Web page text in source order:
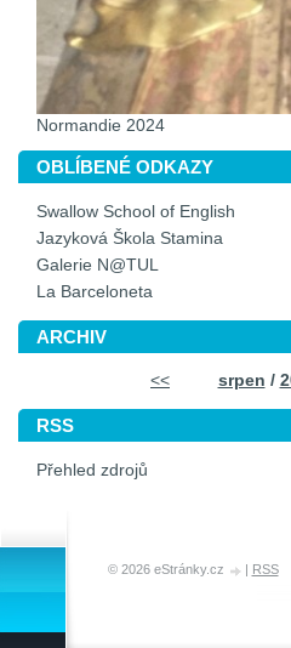
Normandie 2024
OBLÍBENÉ ODKAZY
Swallow School of English
Jazyková Škola Stamina
Galerie N@TUL
La Barceloneta
ARCHIV
<< srpen /
RSS
Přehled zdrojů
© 2026 eStránky.cz | RSS